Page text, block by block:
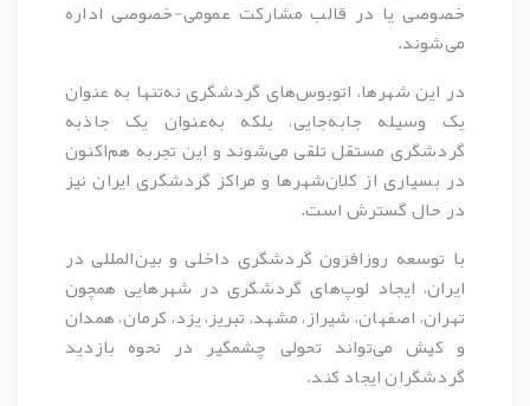
خصوصی یا در قالب مشارکت عمومی-خصوصی اداره
می‌شوند.
در این شهرها، اتوبوس‌های گردشگری نه‌تنها به عنوان
یک وسیله جابه‌جایی، بلکه به‌عنوان یک جاذبه
گردشگری مستقل تلقی می‌شوند و این تجربه هم‌اکنون
در بسیاری از کلان‌شهرها و مراکز گردشگری ایران نیز
در حال گسترش است.
با توسعه روزافزون گردشگری داخلی و بین‌المللی در
ایران، ایجاد لوپ‌های گردشگری در شهرهایی همچون
تهران، اصفهان، شیراز، مشهد، تبریز، یزد، کرمان، همدان
و کیش می‌تواند تحولی چشمگیر در نحوه بازدید
گردشگران ایجاد کند.